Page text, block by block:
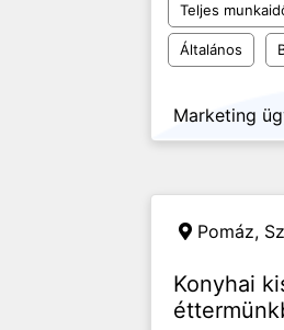
Teljes
Általános
Marketing
Pomáz,
Konyhai